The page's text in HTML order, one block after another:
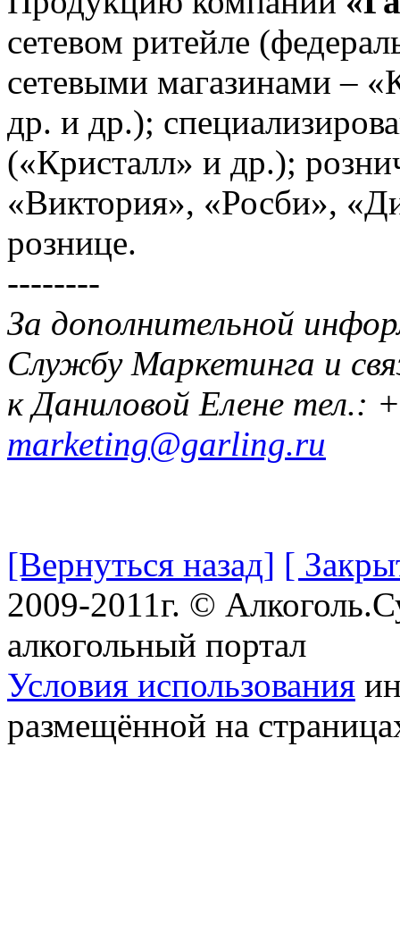
сетевом ритейле
сетевыми магазинами –
др. и др.);
(«Кристалл» и др.);
«Виктория», «Росби»,
рознице.
--------
За дополнительной
Службу Маркетинга и
к Даниловой Елене тел.:
marketing@garling.ru
[Вернуться назад] [
2009-2011г. ©
алкогольный портал
Условия использования
размещённой на